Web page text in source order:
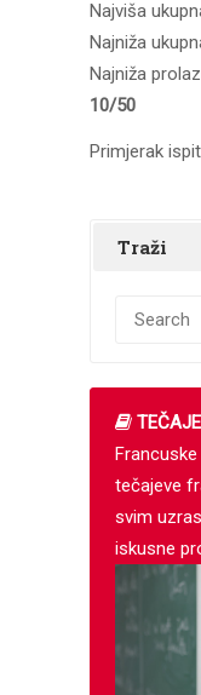
Najviša
Najniža
Najniža
10/50
Primjerak
Traži
tečajeve
svim
iskusne